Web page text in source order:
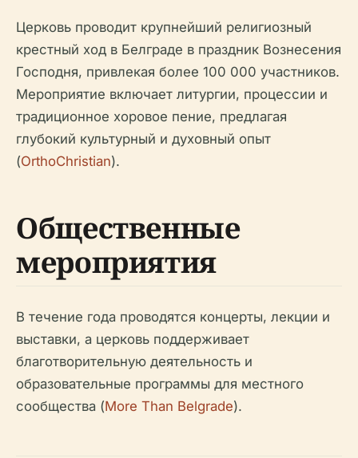
Церковь проводит крупнейший религиозный
крестный ход в Белграде в праздник Вознесения
Господня, привлекая более 100 000 участников.
Мероприятие включает литургии, процессии и
традиционное хоровое пение, предлагая
глубокий культурный и духовный опыт
(OrthoChristian).
Общественные
мероприятия
В течение года проводятся концерты, лекции и
выставки, а церковь поддерживает
благотворительную деятельность и
образовательные программы для местного
сообщества (More Than Belgrade).